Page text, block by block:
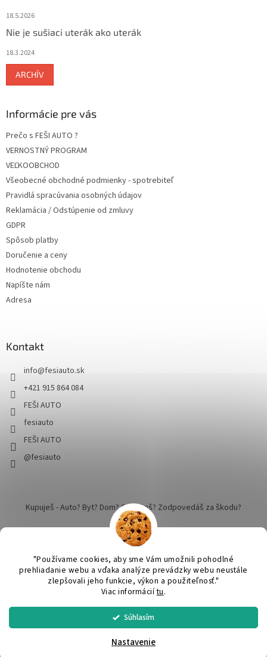
"Používame cookies, aby sme Vám umožnili pohodlné
prehliadanie webu a vďaka analýze prevádzky webu neustále
zlepšovali jeho funkcie, výkon a použiteľnosť."
Viac informáciítu.
Súhlasím
Nastavenie
SPRACUJEME a ODOŠLEME do 24 hodín v pracovný deň. Praktický
DARČEK ku KAŽDEJ objednávke nad 50€. Nákup nad 60€ DOPRAVA
18.5.2026
Nie je sušiaci uterák ako uterák
18.3.2024
ARCHÍV
Informácie pre vás
Prečo s FEŠI AUTO ?
VERNOSTNÝ PROGRAM
VEĽKOOBCHOD
Všeobecné obchodné podmienky - spotrebiteľ
Pravidlá spracúvania osobných údajov
Reklamácia / Odstúpenie od zmluvy
GDPR
Spôsob platby
Doručenie a ceny
Hodnotenie obchodu
Napíšte nám
Adresa
Kontakt
info@fesiauto.sk
+421 915 864 084
FEŠI AUTO
fesiauto
FEŠI AUTO
@fesiauto
Kupuješ - Auto? Byt? Dom? Cestuješ? Zodpovedáš za škodu?
Vytvoril Shoptet
FEŠI AUTO - pekné robíme dokonalým
práva vyhradené.Upraviť nastavenie cookies